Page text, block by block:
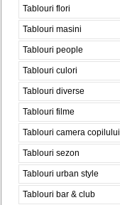
Tablouri flori
Tablouri masini
Tablouri people
Tablouri culori
Tablouri diverse
Tablouri filme
Tablouri camera copilului
Tablouri sezon
Tablouri urban style
Tablouri bar & club